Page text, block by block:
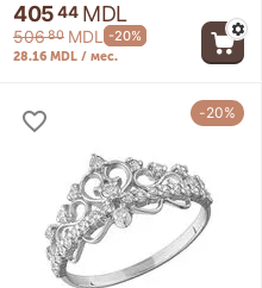
40544 MDL
50680 MDL -20%
28.16 MDL / мес.
-20%